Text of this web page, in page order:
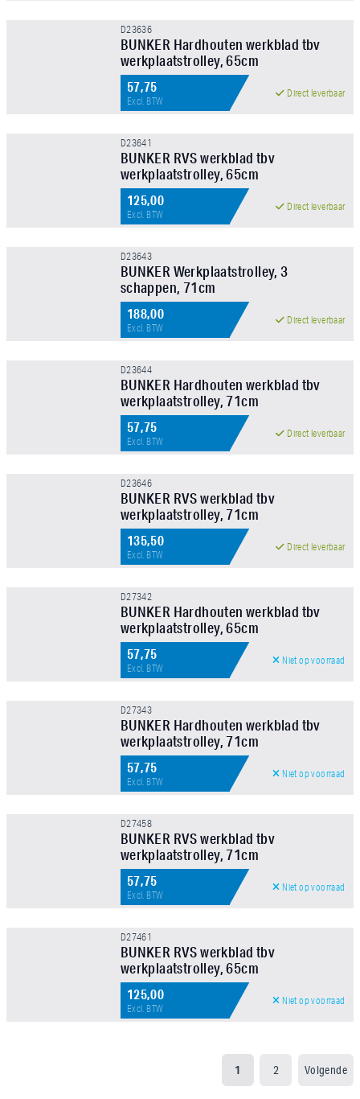
D23636
BUNKER Hardhouten werkblad tbv
werkplaatstrolley, 65cm
57,75
Excl. BTW
Direct leverbaar
D23641
BUNKER RVS werkblad tbv
werkplaatstrolley, 65cm
125,00
Excl. BTW
Direct leverbaar
D23643
BUNKER Werkplaatstrolley, 3
schappen, 71cm
188,00
Excl. BTW
Direct leverbaar
D23644
BUNKER Hardhouten werkblad tbv
werkplaatstrolley, 71cm
57,75
Excl. BTW
Direct leverbaar
D23646
BUNKER RVS werkblad tbv
werkplaatstrolley, 71cm
135,50
Excl. BTW
Direct leverbaar
D27342
BUNKER Hardhouten werkblad tbv
werkplaatstrolley, 65cm
57,75
Excl. BTW
Niet op voorraad
D27343
BUNKER Hardhouten werkblad tbv
werkplaatstrolley, 71cm
57,75
Excl. BTW
Niet op voorraad
D27458
BUNKER RVS werkblad tbv
werkplaatstrolley, 71cm
57,75
Excl. BTW
Niet op voorraad
D27461
BUNKER RVS werkblad tbv
werkplaatstrolley, 65cm
125,00
Excl. BTW
Niet op voorraad
1 2 Volgende